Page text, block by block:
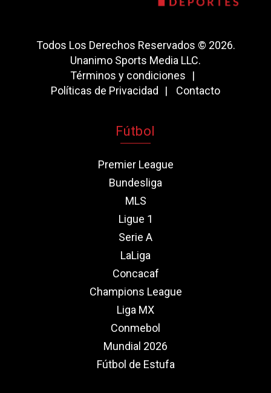
Todos Los Derechos Reservados © 2026.
Unanimo Sports Media LLC.
Términos y condiciones
Políticas de Privacidad
Contacto
Fútbol
Premier League
Bundesliga
MLS
Ligue 1
Serie A
LaLiga
Concacaf
Champions League
Liga MX
Conmebol
Mundial 2026
Fútbol de Estufa